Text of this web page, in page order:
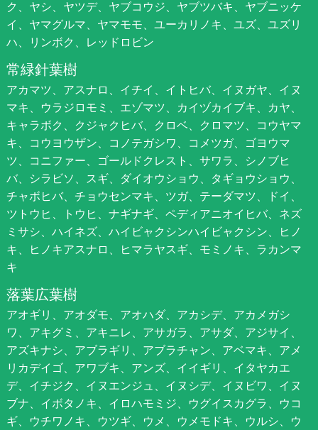
ク、ヤシ、ヤツデ、ヤブコウジ、ヤブツバキ、ヤブニッケ
イ、ヤマグルマ、ヤマモモ、ユーカリノキ、ユズ、ユズリ
ハ、リンボク、レッドロビン
常緑針葉樹
アカマツ、アスナロ、イチイ、イトヒバ、イヌガヤ、イヌ
マキ、ウラジロモミ、エゾマツ、カイヅカイブキ、カヤ、
キャラボク、クジャクヒバ、クロベ、クロマツ、コウヤマ
キ、コウヨウザン、コノテガシワ、コメツガ、ゴヨウマ
ツ、コニファー、ゴールドクレスト、サワラ、シノブヒ
バ、シラビソ、スギ、ダイオウショウ、タギョウショウ、
チャボヒバ、チョウセンマキ、ツガ、テーダマツ、ドイ、
ツトウヒ、トウヒ、ナギナギ、ペディアニオイヒバ、ネズ
ミサシ、ハイネズ、ハイビャクシンハイビャクシン、ヒノ
キ、ヒノキアスナロ、ヒマラヤスギ、モミノキ、ラカンマ
キ
落葉広葉樹
アオギリ、アオダモ、アオハダ、アカシデ、アカメガシ
ワ、アキグミ、アキニレ、アサガラ、アサダ、アジサイ、
アズキナシ、アブラギリ、アブラチャン、アベマキ、アメ
リカデイゴ、アワブキ、アンズ、イイギリ、イタヤカエ
デ、イチジク、イヌエンジュ、イヌシデ、イヌビワ、イヌ
ブナ、イボタノキ、イロハモミジ、ウグイスカグラ、ウコ
ギ、ウチワノキ、ウツギ、ウメ、ウメモドキ、ウルシ、ウ